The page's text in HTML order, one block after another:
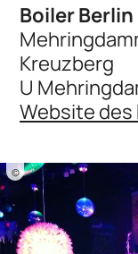
Boiler Berlin
Kreuzberg
U
Website des
©